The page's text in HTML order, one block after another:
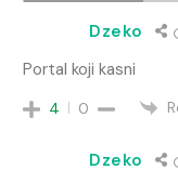
Dzeko
Portal koji kasni
4 0
Dzeko